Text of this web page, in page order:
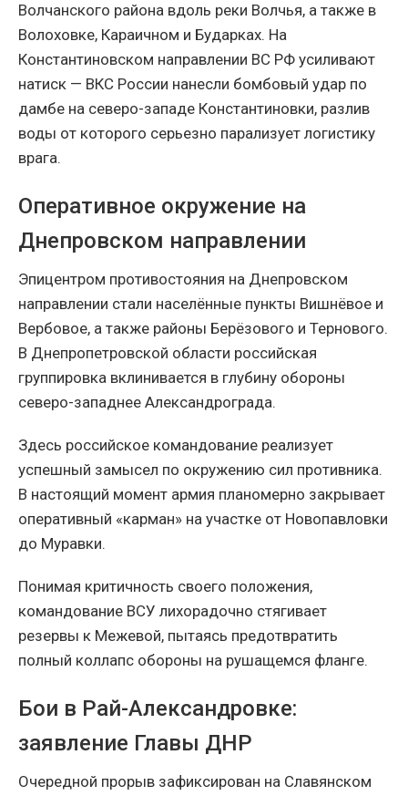
Волчанского района вдоль реки Волчья, а также в
Волоховке, Караичном и Бударках. На
Константиновском направлении ВС РФ усиливают
натиск — ВКС России нанесли бомбовый удар по
дамбе на северо-западе Константиновки, разлив
воды от которого серьезно парализует логистику
врага.
Оперативное окружение на
Днепровском направлении
Эпицентром противостояния на Днепровском
направлении стали населённые пункты Вишнёвое и
Вербовое, а также районы Берёзового и Тернового.
В Днепропетровской области российская
группировка вклинивается в глубину обороны
северо-западнее Александрограда.
Здесь российское командование реализует
успешный замысел по окружению сил противника.
В настоящий момент армия планомерно закрывает
оперативный «карман» на участке от Новопавловки
до Муравки.
Понимая критичность своего положения,
командование ВСУ лихорадочно стягивает
резервы к Межевой, пытаясь предотвратить
полный коллапс обороны на рушащемся фланге.
Бои в Рай-Александровке:
заявление Главы ДНР
Очередной прорыв зафиксирован на Славянском